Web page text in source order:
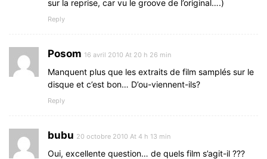
sur la reprise, car vu le groove de l’original….)
Reply
Posom 16 avril 2010 At 20 h 26 min
Manquent plus que les extraits de film samplés sur le
disque et c’est bon… D’ou-viennent-ils?
Reply
bubu 20 octobre 2010 At 4 h 13 min
Oui, excellente question… de quels film s’agit-il ???